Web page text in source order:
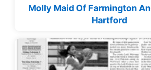
Molly Maid Of Farmington
Hartford